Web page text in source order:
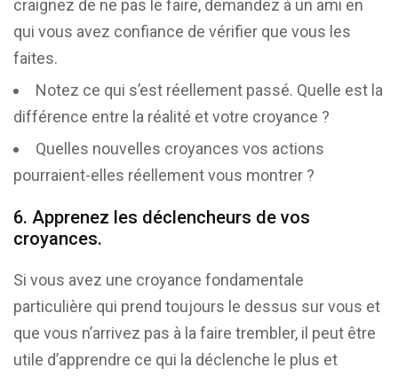
craignez de ne pas le faire, demandez à un ami en
qui vous avez confiance de vérifier que vous les
faites.
Notez ce qui s’est réellement passé. Quelle est la
différence entre la réalité et votre croyance ?
Quelles nouvelles croyances vos actions
pourraient-elles réellement vous montrer ?
6. Apprenez les déclencheurs de vos
croyances.
Si vous avez une croyance fondamentale
particulière qui prend toujours le dessus sur vous et
que vous n’arrivez pas à la faire trembler, il peut être
utile d’apprendre ce qui la déclenche le plus et